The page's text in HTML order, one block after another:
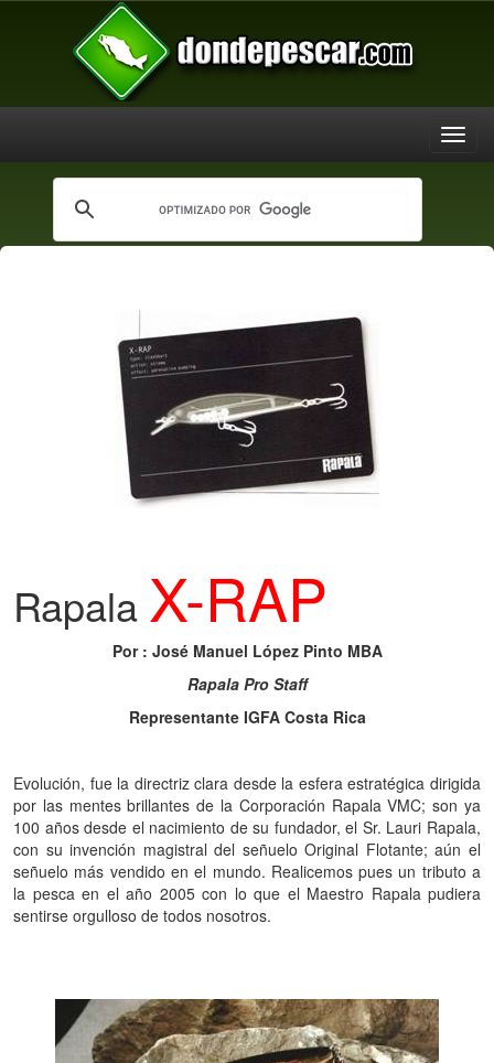
Rapala X-RAP
Por : José Manuel López Pinto MBA
Rapala Pro Staff
Representante IGFA Costa Rica
Evolución, fue la directriz clara desde la esfera estratégica dirigida
por las mentes brillantes de la Corporación Rapala VMC; son ya
100 años desde el nacimiento de su fundador, el Sr. Lauri Rapala,
con su invención magistral del señuelo Original Flotante; aún el
señuelo más vendido en el mundo. Realicemos pues un tributo a
la pesca en el año 2005 con lo que el Maestro Rapala pudiera
sentirse orgulloso de todos nosotros.